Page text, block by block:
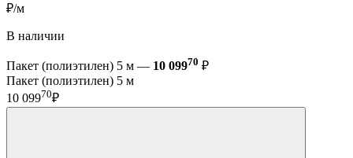
₽/м
В наличии
Пакет (полиэтилен) 5 м — 10 09970 ₽
Пакет (полиэтилен) 5 м
10 09970₽